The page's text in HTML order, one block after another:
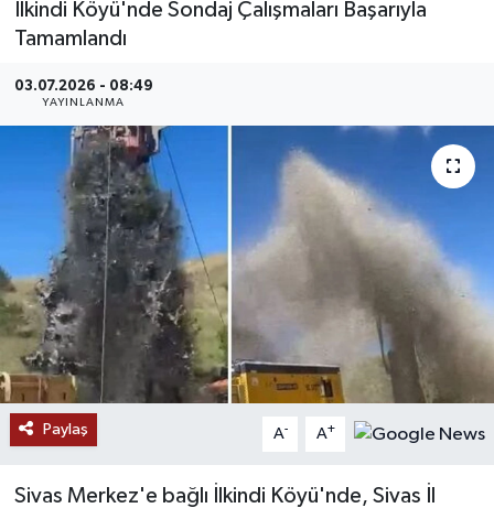
İlkindi Köyü'nde Sondaj Çalışmaları Başarıyla
Tamamlandı
03.07.2026 - 08:49
YAYINLANMA
Paylaş A- A+
Sivas Merkez'e bağlı İlkindi Köyü'nde, Sivas İl
MAGAZİN
ÖZEL HABER
RESMİ İLANLAR
SAĞLIK
SİYASET
SOSYAL YARDIMLAR
SPONSORLU YAZI
SPOR
TEKNOLOJİ